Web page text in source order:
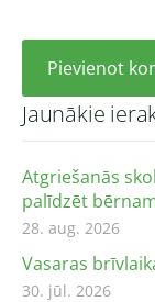
Jaunākie
Atgriešanās
palīdzēt
28. aug. 2026
Vasaras
30. jūl. 2026